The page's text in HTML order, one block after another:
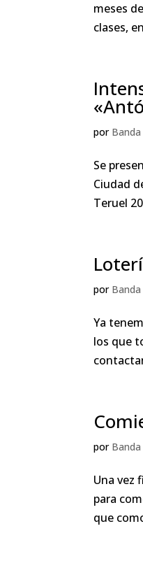
meses
clases,
por
Se
Ciudad
Teruel
por
Ya
los que
por
Una vez
para
que